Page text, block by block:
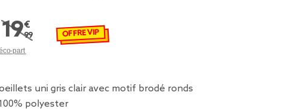
Prix remisé de 19,99 € à 6,04 €
19,99 €
part
OFFRE VIP
uni gris clair avec motif brodé ronds
polyester